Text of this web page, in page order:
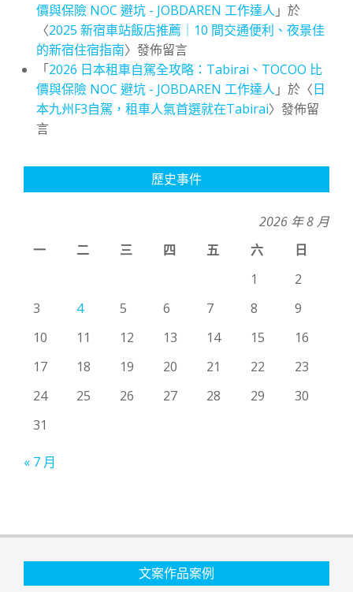
價與保險 NOC 避坑 - JOBDAREN 工作達人 」於
〈2025 新宿車站飯店推薦｜10 間交通便利、夜景佳
的新宿住宿指南〉發佈留言
「2026 日本租車自駕全攻略：Tabirai、TOCOO 比
價與保險 NOC 避坑 - JOBDAREN 工作達人 」於〈日
本九州F3自駕，租車人氣首選就在Tabirai〉發佈留
言
歷史事件
2026 年 8 月
一
二 三 四 五 六
日
1
2
3
4 5 6 7 8
9
10
11 12 13 14 15
16
17
18 19 20 21 22
23
24
25 26 27 28 29
30
31
« 7 月
文案作品案例